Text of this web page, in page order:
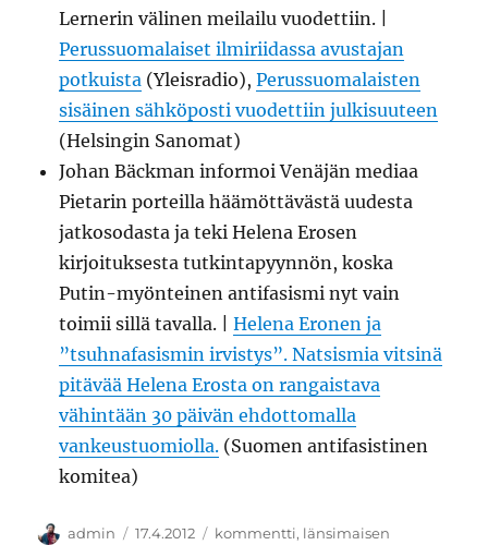
Lernerin välinen meilailu vuodettiin. |
Perussuomalaiset ilmiriidassa avustajan
potkuista (Yleisradio),Perussuomalaisten
sisäinen sähköposti vuodettiin julkisuuteen
(Helsingin Sanomat)
Johan Bäckman informoi Venäjän mediaa
Pietarin porteilla häämöttävästä uudesta
jatkosodasta ja teki Helena Erosen
kirjoituksesta tutkintapyynnön, koska
Putin-myönteinen antifasismi nyt vain
toimii sillä tavalla. |Helena Eronen ja
”tsuhnafasismin irvistys”. Natsismia vitsinä
pitävää Helena Erosta on rangaistava
vähintään 30 päivän ehdottomalla
vankeustuomiolla. (Suomen antifasistinen
komitea)
Kirjoittaja
admin Julkaistu
17.4.2012 Kategoriat
kommentti, länsimaisen